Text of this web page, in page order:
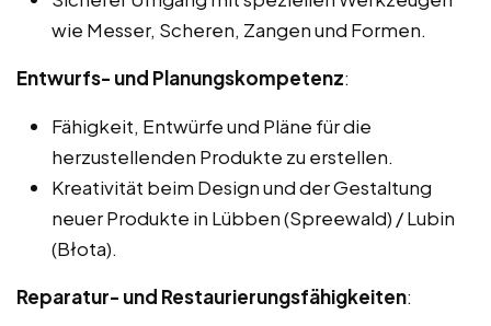
wie Messer, Scheren, Zangen und Formen.
Entwurfs- und Planungskompetenz:
Fähigkeit, Entwürfe und Pläne für die
herzustellenden Produkte zu erstellen.
Kreativität beim Design und der Gestaltung
neuer Produkte in Lübben (Spreewald) / Lubin
(Błota).
Reparatur- und Restaurierungsfähigkeiten: